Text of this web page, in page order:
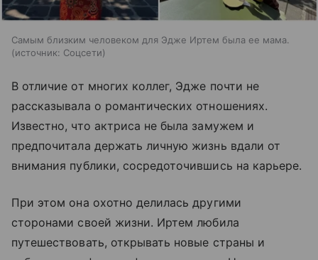
Самым близким человеком для Эдже Иртем была ее мама.
источник: Соцсети
В отличие от многих коллег, Эдже почти не
рассказывала о романтических отношениях.
Известно, что актриса не была замужем и
предпочитала держать личную жизнь вдали от
внимания публики, сосредоточившись на карьере.
При этом она охотно делилась другими
сторонами своей жизни. Иртем любила
путешествовать, открывать новые страны и